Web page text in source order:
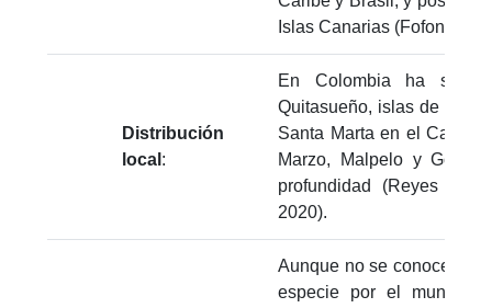
Islas Canarias (Fofonoff et
Distribución
local :
En Colombia ha sido
Quitasueño, islas de San
Santa Marta en el
Marzo, Malpelo y
profundidad (Reyes et
2020).
Aunque no se conoce
especie por el mundo,